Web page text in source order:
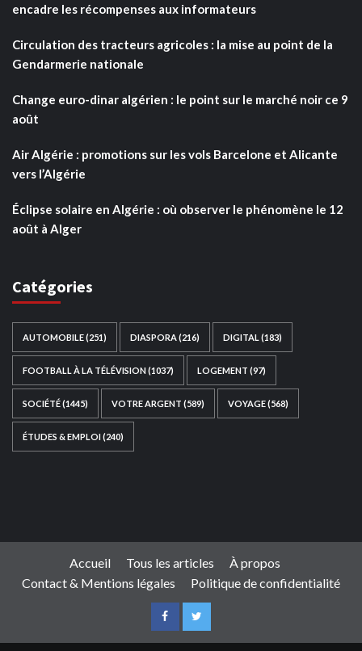
encadre les récompenses aux informateurs
Circulation des tracteurs agricoles : la mise au point de la
Gendarmerie nationale
Change euro-dinar algérien : le point sur le marché noir ce 9
août
Air Algérie : promotions sur les vols Barcelone et Alicante
vers l’Algérie
Éclipse solaire en Algérie : où observer le phénomène le 12
août à Alger
Catégories
AUTOMOBILE(251) DIASPORA (216) DIGITAL (183)
FOOTBALL À LA TÉLÉVISION(1037) LOGEMENT (97)
SOCIÉTÉ(1445) VOTRE ARGENT (589) VOYAGE(568)
ÉTUDES & EMPLOI(240)
Accueil Tous les articles
À propos
Contact & Mentions légales
Politique de confidentialité